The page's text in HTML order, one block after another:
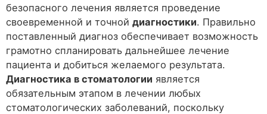
безопасного лечения является проведение
своевременной и точной диагностики. Правильно
поставленный диагноз обеспечивает возможность
грамотно спланировать дальнейшее лечение
пациента и добиться желаемого результата.
Диагностика в стоматологии является
обязательным этапом в лечении любых
стоматологических заболеваний, поскольку